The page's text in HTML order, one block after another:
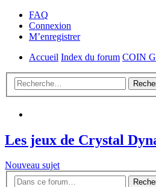
FAQ
Connexion
M’enregistrer
Accueil Index du forum COIN
Les jeux de Crystal
Nouveau sujet